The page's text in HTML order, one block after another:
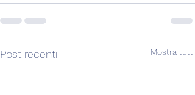
Post recenti Mostra tutti